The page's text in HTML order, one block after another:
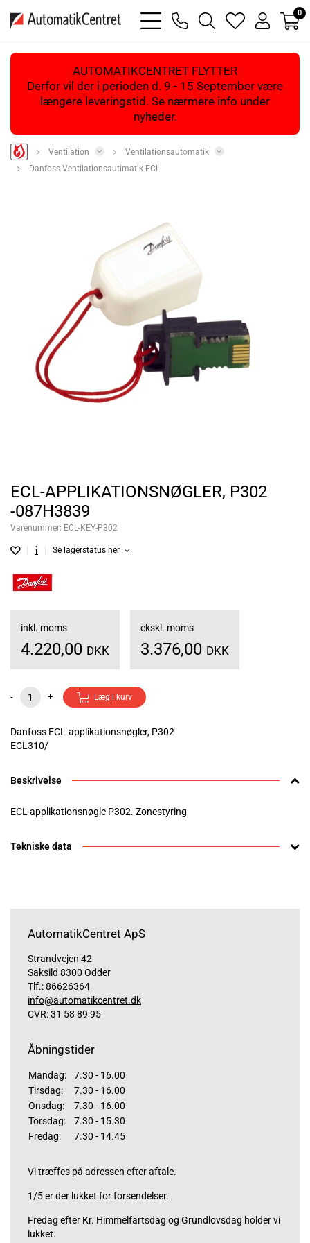
bars
light
phone
magnifying
glass
heart
light
user
light
0
AUTOMATIKCENTRET FLYTTER
Derfor vil der i perioden d. 9 - 15 September være
længere leveringstid. Se nærmere info under
nyheder.
Ventilation
Ventilationsautomatik
Danfoss Ventilationsautimatik ECL
ECL-APPLIKATIONSNØGLER, P302
-087H3839
Varenummer: ECL-KEY-P302
Se lagerstatus her
inkl. moms
4.220,00 DKK
ekskl. moms
3.376,00 DKK
- + Læg i kurv
Danfoss ECL-applikationsnøgler, P302
ECL310/
Beskrivelse
ECL applikationsnøgle P302. Zonestyring
Tekniske data
AutomatikCentret ApS
Strandvejen 42
Saksild 8300 Odder
Tlf.:86626364
info@automatikcentret.dk
CVR: 31 58 89 95
Åbningstider
Mandag:
7.30 - 16.00
Tirsdag:
7.30 - 16.00
Onsdag:
7.30 - 16.00
Torsdag:
7.30 - 15.30
Fredag:
7.30 - 14.45
Vi træffes på adressen efter aftale.
1/5 er der lukket for forsendelser.
Fredag efter Kr. Himmelfartsdag og Grundlovsdag holder vi
lukket.